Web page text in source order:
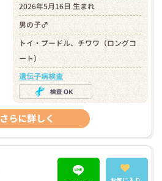
2026年5月16日 生まれ
男の子♂
トイ・プードル、チワワ（ロングコ
ート）
遺伝子病検査
さらに詳しく